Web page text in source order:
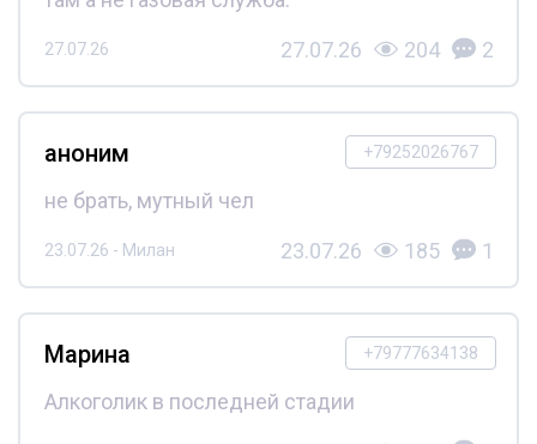
27.07.26 27.07.26 204 2
+79252026767
аноним
не брать, мутный чел
23.07.26 - Милан 23.07.26 185 1
+79777634138
Марина
Алкоголик в последней стадии